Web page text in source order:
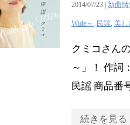
2014/07/23 | 新曲情
Wide～, 民謡, 美し
クミコさん
～」！ 作
民謡 商品番
続きを見る